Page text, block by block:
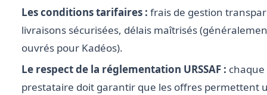
Les conditions tarifaires : frais de gestion
livraisons sécurisées, délais maîtrisés
ouvrés pour Kadéos).
Le respect de la réglementation URSSAF : chaque
prestataire doit garantir que les offres permettent